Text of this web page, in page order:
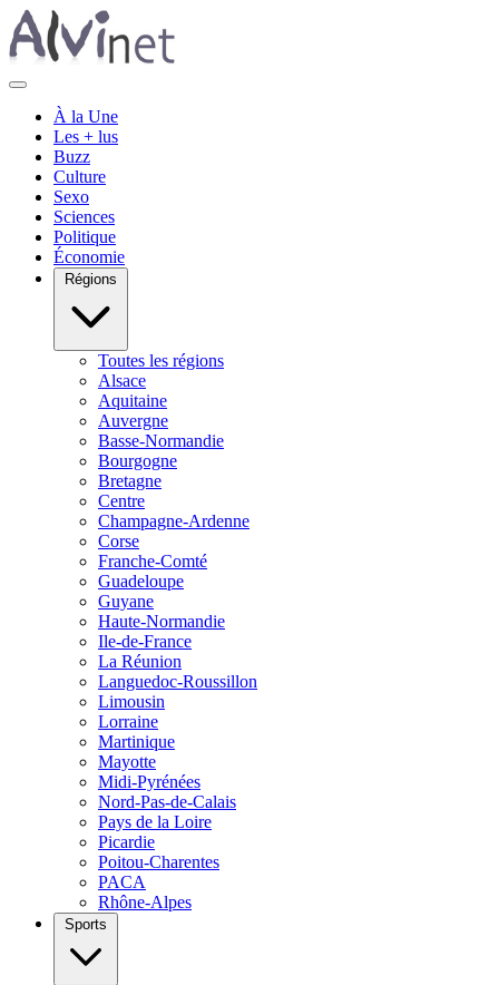
À la Une
Les + lus
Buzz
Culture
Sexo
Sciences
Politique
Économie
Régions
Toutes les régions
Alsace
Aquitaine
Auvergne
Basse-Normandie
Bourgogne
Bretagne
Centre
Champagne-Ardenne
Corse
Franche-Comté
Guadeloupe
Guyane
Haute-Normandie
Ile-de-France
La Réunion
Languedoc-Roussillon
Limousin
Lorraine
Martinique
Mayotte
Midi-Pyrénées
Nord-Pas-de-Calais
Pays de la Loire
Picardie
Poitou-Charentes
PACA
Rhône-Alpes
Sports